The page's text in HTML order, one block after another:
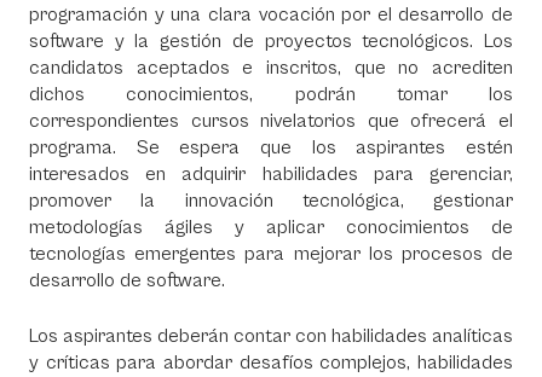
programación y una clara vocación por el desarrollo de
software y la gestión de proyectos tecnológicos. Los
candidatos aceptados e inscritos, que no acrediten
dichos conocimientos, podrán tomar los
correspondientes cursos nivelatorios que ofrecerá el
programa. Se espera que los aspirantes estén
interesados en adquirir habilidades para gerenciar,
promover la innovación tecnológica, gestionar
metodologías ágiles y aplicar conocimientos de
tecnologías emergentes para mejorar los procesos de
desarrollo de software.
Los aspirantes deberán contar con habilidades analíticas
y críticas para abordar desafíos complejos, habilidades